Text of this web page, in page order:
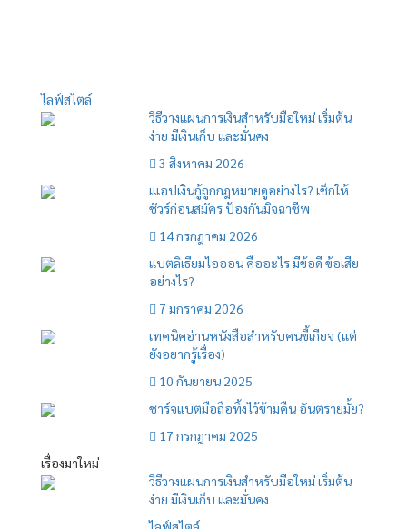
ไลฟ์สไตล์
วิธีวางแผนการเงินสำหรับมือใหม่ เริ่มต้น
ง่าย มีเงินเก็บ และมั่นคง
3 สิงหาคม 2026
เแอปเงินกู้ถูกกฎหมายดูอย่างไร? เช็กให้
ชัวร์ก่อนสมัคร ป้องกันมิจฉาชีพ
14 กรกฎาคม 2026
แบตลิเธียมไอออน คืออะไร มีข้อดี ข้อเสีย
อย่างไร?
7 มกราคม 2026
เทคนิคอ่านหนังสือสำหรับคนขี้เกียจ (แต่
ยังอยากรู้เรื่อง)
10 กันยายน 2025
ชาร์จแบตมือถือทิ้งไว้ข้ามคืน อันตรายมั้ย?
17 กรกฎาคม 2025
เรื่องมาใหม่
วิธีวางแผนการเงินสำหรับมือใหม่ เริ่มต้น
ง่าย มีเงินเก็บ และมั่นคง